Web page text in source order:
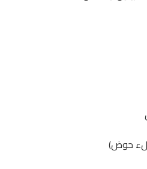
حوض)